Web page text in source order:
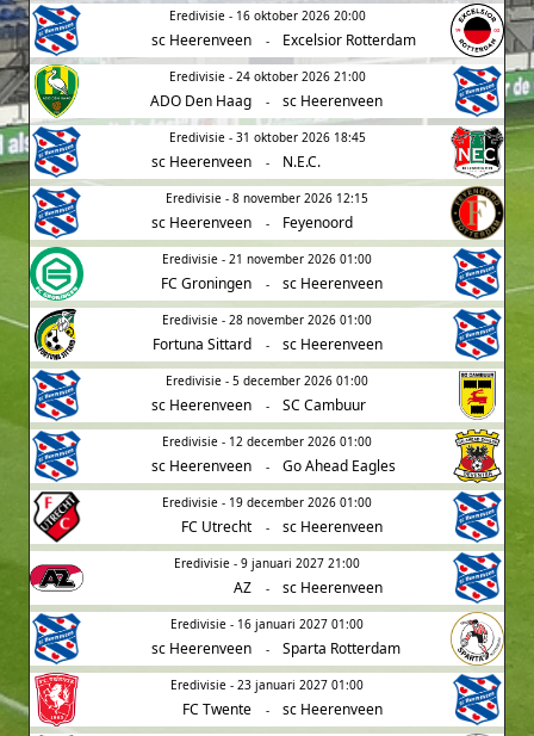
Eredivisie - 16 oktober 2026 20:00
sc Heerenveen - Excelsior Rotterdam
Eredivisie - 24 oktober 2026 21:00
ADO Den Haag - sc Heerenveen
Eredivisie - 31 oktober 2026 18:45
sc Heerenveen - N.E.C.
Eredivisie - 8 november 2026 12:15
sc Heerenveen - Feyenoord
Eredivisie - 21 november 2026 01:00
FC Groningen - sc Heerenveen
Eredivisie - 28 november 2026 01:00
Fortuna Sittard - sc Heerenveen
Eredivisie - 5 december 2026 01:00
sc Heerenveen - SC Cambuur
Eredivisie - 12 december 2026 01:00
sc Heerenveen - Go Ahead Eagles
Eredivisie - 19 december 2026 01:00
FC Utrecht - sc Heerenveen
Eredivisie - 9 januari 2027 21:00
AZ - sc Heerenveen
Eredivisie - 16 januari 2027 01:00
sc Heerenveen - Sparta Rotterdam
Eredivisie - 23 januari 2027 01:00
FC Twente - sc Heerenveen